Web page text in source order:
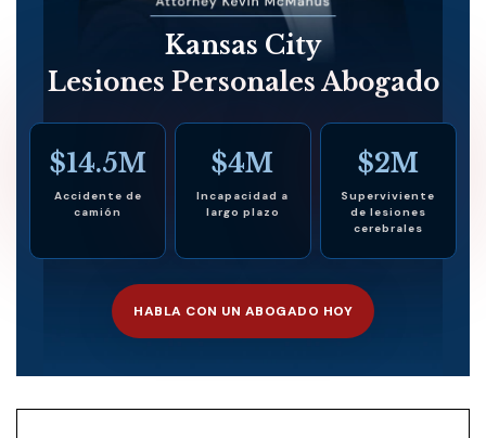
Kansas City
Lesiones Personales Abogado
$14.5M
Accidente de
camión
$4M
Incapacidad a
largo plazo
$2M
Superviviente
de lesiones
cerebrales
HABLA CON UN ABOGADO HOY